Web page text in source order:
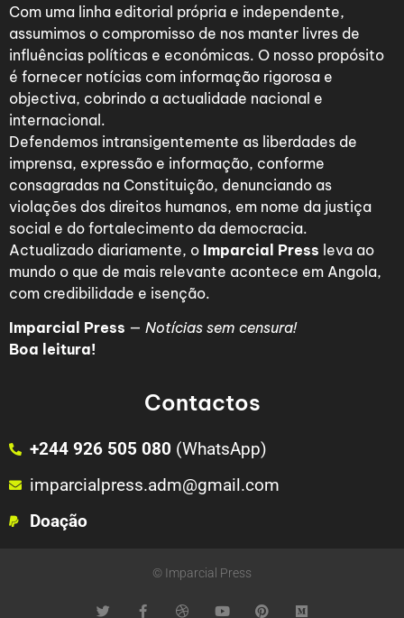
Com uma linha editorial própria e independente,
assumimos o compromisso de nos manter livres de
influências políticas e económicas. O nosso propósito
é fornecer notícias com informação rigorosa e
objectiva, cobrindo a actualidade nacional e
internacional.
Defendemos intransigentemente as liberdades de
imprensa, expressão e informação, conforme
consagradas na Constituição, denunciando as
violações dos direitos humanos, em nome da justiça
social e do fortalecimento da democracia.
Actualizado diariamente, o Imparcial Press leva ao
mundo o que de mais relevante acontece em Angola,
com credibilidade e isenção.
Imparcial Press — Notícias sem censura!
Boa leitura!
Contactos
+244 926 505 080 (WhatsApp)
imparcialpress.adm@gmail.com
Doação
© Imparcial Press